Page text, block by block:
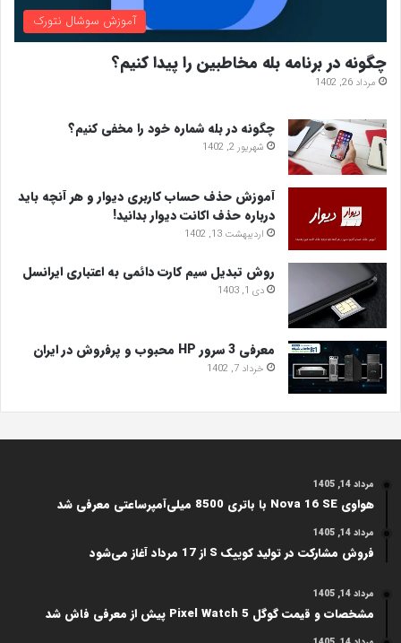
آموزش سوشال نتورک
چگونه در برنامه بله مخاطبین را پیدا کنیم؟
مرداد 26, 1402
چگونه در بله شماره خود را مخفی کنیم؟
شهریور 2, 1402
آموزش حذف حساب کاربری دیوار و هر آنچه باید
درباره حذف اکانت دیوار بدانید!
اردیبهشت 13, 1402
روش تبدیل سیم کارت دائمی به اعتباری ایرانسل
دی 1, 1403
معرفی 3 سرور HP محبوب و پرفروش در ایران
خرداد 7, 1402
مرداد 14, 1405
هواوی Nova 16 SE با باتری 8500 میلی‌آمپرساعتی معرفی شد
مرداد 14, 1405
فروش مشارکت در تولید کوییک S از 17 مرداد آغاز می‌شود
مرداد 14, 1405
مشخصات و قیمت گوگل Pixel Watch 5 پیش از معرفی فاش شد